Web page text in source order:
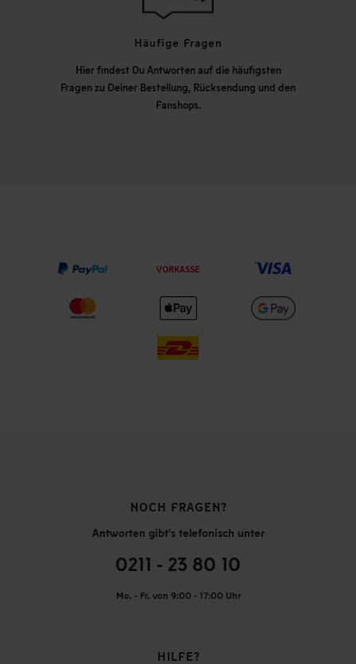
Häufige Fragen
Hier findest Du Antworten auf die häufigsten
Fragen zu Deiner Bestellung, Rücksendung und den
Fanshops.
VORKASSE
NOCH FRAGEN?
Antworten gibt's telefonisch unter
0211 - 23 80 10
Mo. - Fr. von 9:00 - 17:00 Uhr
HILFE?